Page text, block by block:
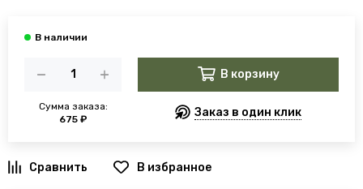
Сумма заказа:
675 ₽
В корзину
Заказ в один клик
В избранное